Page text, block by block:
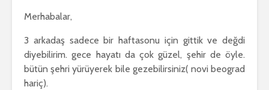
Merhabalar,
3 arkadaş sadece bir haftasonu için gittik ve değdi
diyebilirim. gece hayatı da çok güzel, şehir de öyle.
bütün şehri yürüyerek bile gezebilirsiniz( novi beograd
hariç).